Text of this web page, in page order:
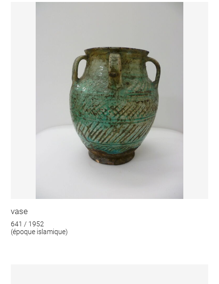
vase
641 / 1952
(époque islamique)